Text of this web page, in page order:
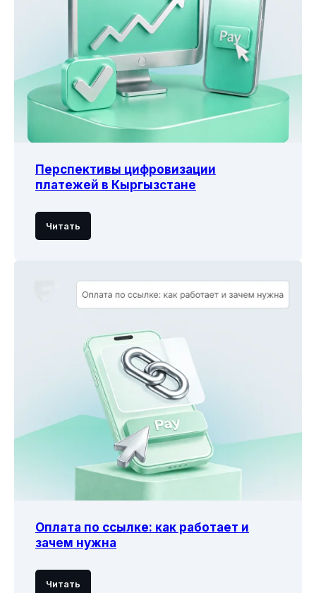
Перспективы цифровизации
платежей в Кыргызстане
Читать
Оплата по ссылке: как работает и
зачем нужна
Читать